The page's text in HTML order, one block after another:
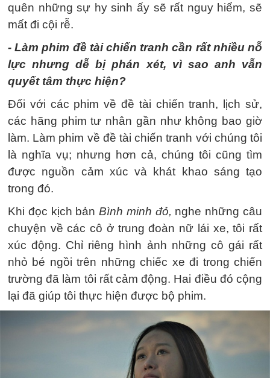
quên những sự hy sinh ấy sẽ rất nguy hiểm, sẽ
mất đi cội rễ.
- Làm phim đề tài chiến tranh cần rất nhiều nỗ
lực nhưng dễ bị phán xét, vì sao anh vẫn
quyết tâm thực hiện?
Đối với các phim về đề tài chiến tranh, lịch sử,
các hãng phim tư nhân gần như không bao giờ
làm. Làm phim về đề tài chiến tranh với chúng tôi
là nghĩa vụ; nhưng hơn cả, chúng tôi cũng tìm
được nguồn cảm xúc và khát khao sáng tạo
trong đó.
Khi đọc kịch bảnBình minh đỏ, nghe những câu
chuyện về các cô ở trung đoàn nữ lái xe, tôi rất
xúc động. Chỉ riêng hình ảnh những cô gái rất
nhỏ bé ngồi trên những chiếc xe đi trong chiến
trường đã làm tôi rất cảm động. Hai điều đó cộng
lại đã giúp tôi thực hiện được bộ phim.